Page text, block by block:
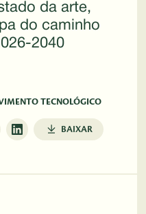
da arte,
do caminho
2040
TECNOLÓGICO
BAIXAR